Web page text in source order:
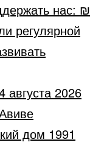
нас: ₪
регулярной
2026
дом 1991